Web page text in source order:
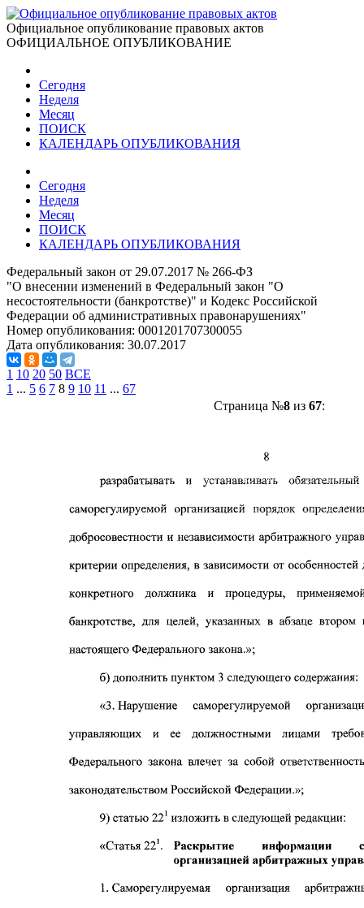
Официальное опубликование правовых актов
ОФИЦИАЛЬНОЕ ОПУБЛИКОВАНИЕ
Сегодня
Неделя
Месяц
ПОИСК
КАЛЕНДАРЬ ОПУБЛИКОВАНИЯ
Сегодня
Неделя
Месяц
ПОИСК
КАЛЕНДАРЬ ОПУБЛИКОВАНИЯ
Федеральный закон от 29.07.2017 № 266-ФЗ
"О внесении изменений в Федеральный закон "О
несостоятельности (банкротстве)" и Кодекс Российской
Федерации об административных правонарушениях"
Номер опубликования: 0001201707300055
Дата опубликования: 30.07.2017
1 10 20 50 ВСЕ
1 ... 5 6 7 8 9 10 11 ... 67
Страница №8из 67: